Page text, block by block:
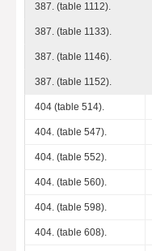
387. (table 1112).
387. (table 1133).
387. (table 1146).
387. (table 1152).
404 (table 514).
404. (table 547).
404. (table 552).
404. (table 560).
404. (table 598).
404. (table 608).